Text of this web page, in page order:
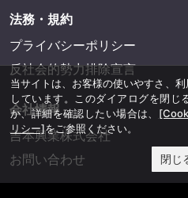
法務・規約
プライバシーポリシー
反社会的勢力排除宣言
会社情報
吉本興業株式会社
お問い合わせ
当サイトは、お客様の使いやすさ、
しています。このダイアログを閉じ
か、詳細を確認したい場合は、
リシー]をご参照ください。
閉じ